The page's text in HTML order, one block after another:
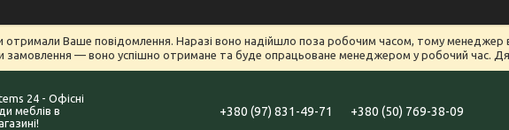
отримали Ваше повідомлення. Наразі воно надійшло поза робочим часом, тому менеджер
— воно успішно отримане та буде опрацьоване менеджером у робочий час.
24 - Офісні
меблів в
+380 (97) 831-49-71 +380 (50) 769-38-09